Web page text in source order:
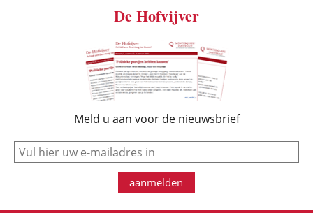
De Hofvijver
Meld u aan voor de nieuwsbrief
e-mail
aanmelden